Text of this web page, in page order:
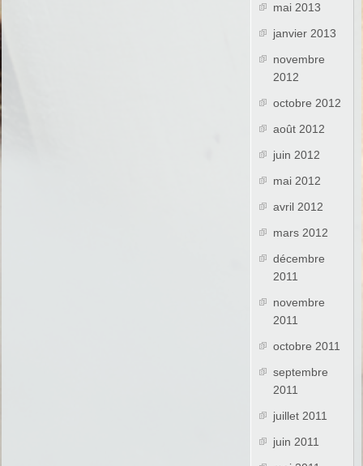
mai 2013
janvier 2013
novembre
2012
octobre 2012
août 2012
juin 2012
mai 2012
avril 2012
mars 2012
décembre
2011
novembre
2011
octobre 2011
septembre
2011
juillet 2011
juin 2011